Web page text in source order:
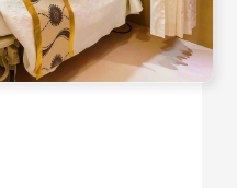
机充电装置，方便病
触式智能感应水龙头，
。